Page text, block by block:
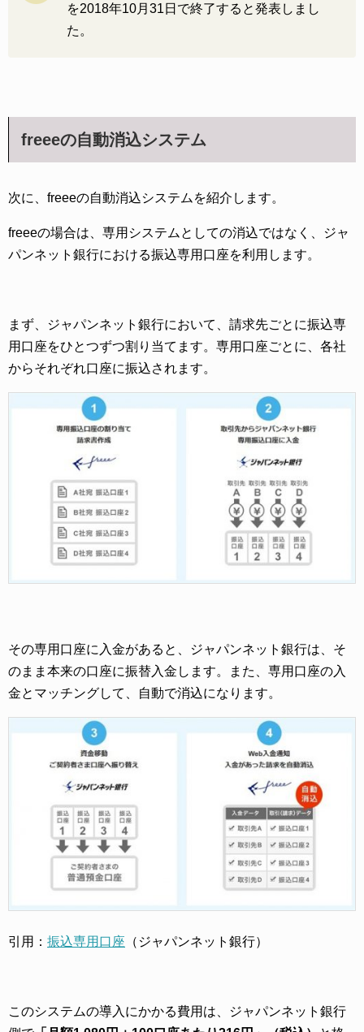
を2018年10月31日で終了すると発表しまし
た。
freeeの自動消込システム
次に、freeeの自動消込システムを紹介します。
freeeの場合は、専用システムとしての消込ではなく、ジャ
パンネット銀行における振込専用口座を利用します。
まず、ジャパンネット銀行において、請求先ごとに振込専
用口座をひとつずつ割り当てます。専用口座ごとに、各社
からそれぞれ口座に振込されます。
その専用口座に入金があると、ジャパンネット銀行は、そ
のまま本来の口座に振替入金します。また、専用口座の入
金とマッチングして、自動で消込になります。
引用： 振込専用口座 （ジャパンネット銀行）
このシステムの導入にかかる費用は、ジャパンネット銀行